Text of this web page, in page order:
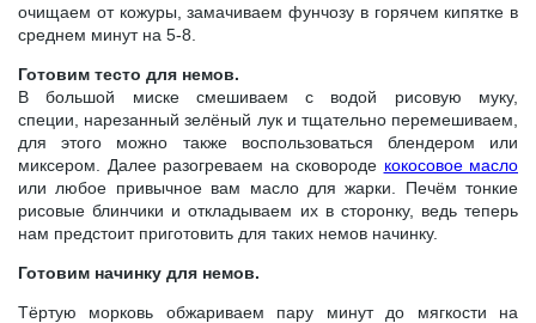
очищаем от кожуры, замачиваем фунчозу в горячем кипятке в
среднем минут на 5-8.
Готовим тесто для немов.
В большой миске смешиваем с водой рисовую муку,
специи, нарезанный зелёный лук и тщательно перемешиваем,
для этого можно также воспользоваться блендером или
миксером. Далее разогреваем на сковороде кокосовое масло
или любое привычное вам масло для жарки. Печём тонкие
рисовые блинчики и откладываем их в сторонку, ведь теперь
нам предстоит приготовить для таких немов начинку.
Готовим начинку для немов.
Тёртую морковь обжариваем пару минут до мягкости на